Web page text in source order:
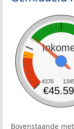
4376
Bovenstaande